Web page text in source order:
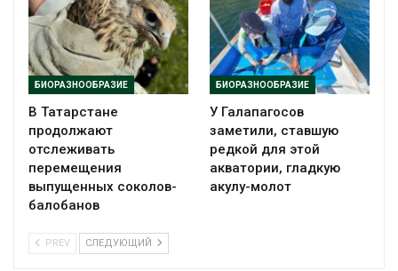
БИОРАЗНООБРАЗИЕ
В Татарстане
продолжают
отслеживать
перемещения
выпущенных соколов-
балобанов
БИОРАЗНООБРАЗИЕ
У Галапагосов
заметили, ставшую
редкой для этой
акватории, гладкую
акулу-молот
PREV СЛЕДУЮЩИЙ